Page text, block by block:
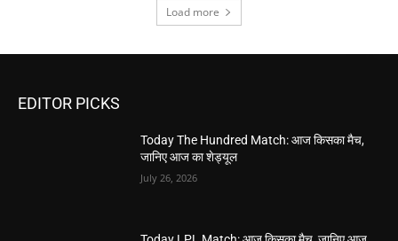
Load more
EDITOR PICKS
Today The Hundred Match: आज किसका मैच,
जानिए आज का शेड्यूल
July 26, 2026